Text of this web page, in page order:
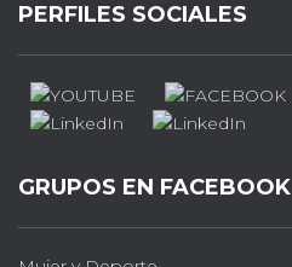
PERFILES SOCIALES
GRUPOS EN FACEBOOK